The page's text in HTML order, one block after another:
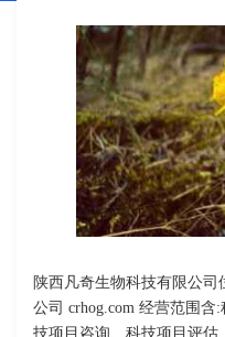
陕西凡奇生物科技有限公
公司 crhog.com 经营范围
技项目咨询、科技项目评估